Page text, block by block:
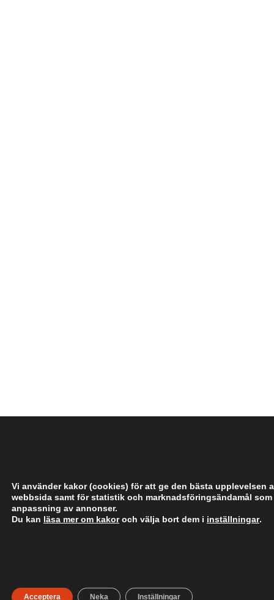
Vi använder kakor (cookies) för att ge den bästa upplevelsen
webbsida samt för statistik och marknadsföringsändamål som
anpassning av annonser.
Du kan läsa mer om kakoroch välja bort dem i inställningar.
Acceptera Neka Inställningar